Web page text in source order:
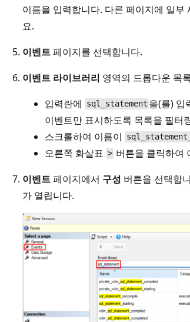
이름을 입력합니다. 다른 페이지에 일부
요.
이벤트페이지를 선택합니다.
이벤트 라이브러리 영역의 드롭다운 목
입력란에
sql_statement 을(를) 입
이벤트만 표시하도록 목록을 필터
스크롤하여 이름이
오른쪽 화살표 > 버튼을 클릭하여
이벤트페이지에서 구성 버튼을 선택합
가 열립니다.